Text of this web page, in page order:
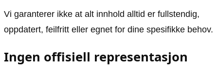
Vi garanterer ikke at alt innhold alltid er fullstendig,
oppdatert, feilfritt eller egnet for dine spesifikke behov.
Ingen offisiell representasjon